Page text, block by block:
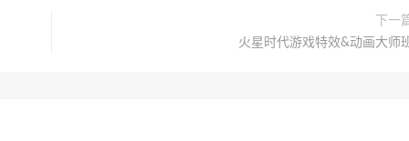
下一
火星时代游戏特效&动画大师